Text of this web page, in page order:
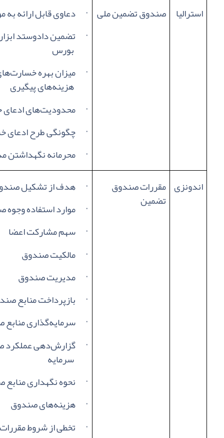
استرالیا صندوق تضمین ملی · دعاوی قابل ارائه
·
تضمین دادوستد
بورس
· میزان بهره
هزینه‌های پیگیری
· محدودیت‌های
· چگونگی طرح ادعای
· محرمانه نگهداشتن
اندونزی مقررات صندوق
تضمین
· هدف از تشکیل
· موارد استفاده
· سهم مشارکت اعضا
· مالکیت صندوق
· مدیریت صندوق
·
بازپرداخت منابع
· سرمایه‌گذاری
· گزارش‌دهی عملکرد
سرمایه
·
نحوه نگهداری
· هزینه‌های صندوق
·
تخطی از شروط